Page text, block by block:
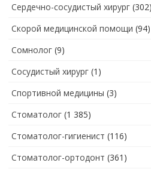
Сердечно-сосудистый хирург (302)
Скорой медицинской помощи (94)
Сомнолог (9)
Сосудистый хирург (1)
Спортивной медицины (3)
Стоматолог (1 385)
Стоматолог-гигиенист (116)
Стоматолог-ортодонт (361)